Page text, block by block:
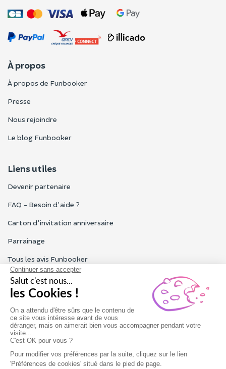
À propos
À propos de Funbooker
Presse
Nous rejoindre
Le blog Funbooker
Liens utiles
Devenir partenaire
FAQ - Besoin d'aide ?
Carton d'invitation anniversaire
Parrainage
Tous les avis Funbooker
Particuliers, entreprises, professionnels
Notre service client est ouvert du lundi au vendredi de 9h à 18h
Nous contacter